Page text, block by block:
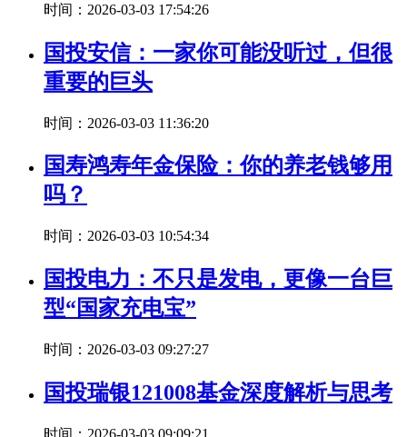
时间：2026-03-03 17:54:26
国投安信：一家你可能没听过，但很
重要的巨头
时间：2026-03-03 11:36:20
国寿鸿寿年金保险：你的养老钱够用
吗？
时间：2026-03-03 10:54:34
国投电力：不只是发电，更像一台巨
型“国家充电宝”
时间：2026-03-03 09:27:27
国投瑞银121008基金深度解析与思考
时间：2026-03-03 09:09:21